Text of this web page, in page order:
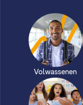
Volwassenen